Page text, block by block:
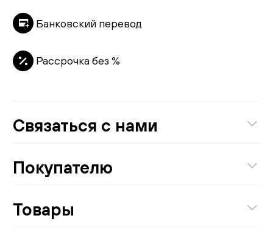
Связаться с нами
8 (800) 301-01-38
Бесплатно по России
Банковский перевод
Рассрочка без %
Покупателю
О компании
Товары